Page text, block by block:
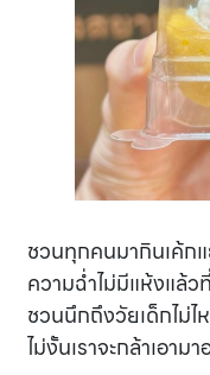
ชวนทุกคนมากินเค้ก
ความฉ่ำไม่มีแห้งแล้
ชวนนึกถึงวัยเด็กไม่
ไม่งั้นเราจะกล้าเอาม